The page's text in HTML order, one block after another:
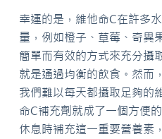
幸運的是，維他命C在許多
量，例如橙子、草莓、奇異
簡單而有效的方式來充分攝
就是通過均衡的飲食。然而
我們難以每天都攝取足夠的
命C補充劑就成了一個方便
休息時補充這一重要營養素